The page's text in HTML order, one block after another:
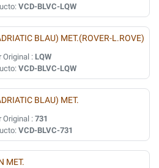
VCD-BLVC-LQW
BLAU) MET.(ROVER-L.ROVE)
Original : LQW
VCD-BLVC-LQW
BLAU) MET.
Original :731
VCD-BLVC-731
MET.